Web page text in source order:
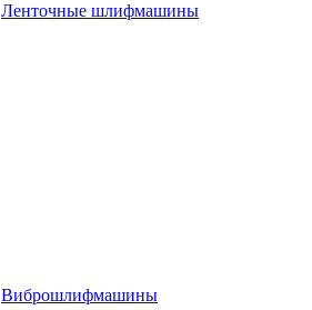
Ленточные шлифмашины
Виброшлифмашины